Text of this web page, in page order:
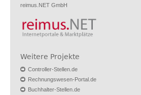
reimus.NET GmbH
Weitere Projekte
Controller-Stellen.de
Rechnungswesen-Portal.de
Buchhalter-Stellen.de